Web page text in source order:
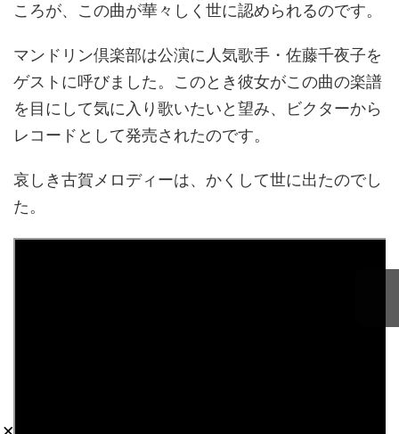
ころが、この曲が華々しく世に認められるのです。
マンドリン倶楽部は公演に人気歌手・佐藤千夜子を
ゲストに呼びました。このとき彼女がこの曲の楽譜
を目にして気に入り歌いたいと望み、ビクターから
レコードとして発売されたのです。
哀しき古賀メロディーは、かくして世に出たのでし
た。